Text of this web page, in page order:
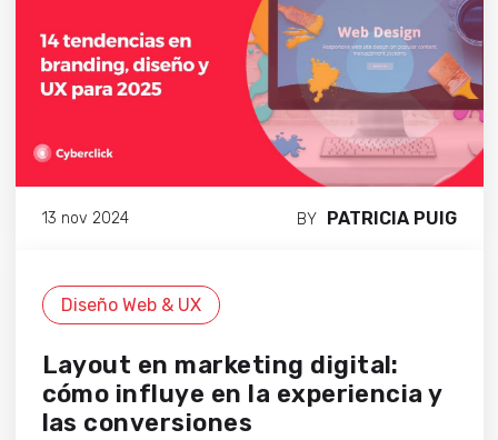
13 nov 2024 BY PATRICIA PUIG
Diseño Web & UX
Layout en marketing digital:
cómo influye en la experiencia y
las conversiones